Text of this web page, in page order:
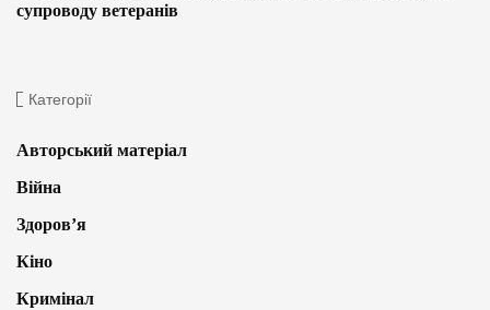
супроводу ветеранів
Категорії
Авторський матеріал
Війна
Здоров’я
Кіно
Кримінал